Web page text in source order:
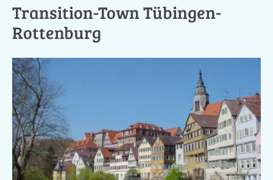
Transition-Town Tübingen-
Rottenburg